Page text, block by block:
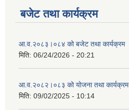
बजेट तथा कार्यक्रम
आ.व.२०८३।०८४ को बजेट तथा कार्यक्रम
मिति: 06/24/2026 - 20:21
आ.व.२०८२।०८३ को योजना तथा कार्यक्रम
मिति: 09/02/2025 - 10:14